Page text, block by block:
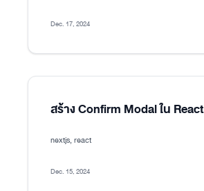
Dec. 17, 2024
สร้าง Confirm Modal ใน React
nextjs, react
Dec. 15, 2024